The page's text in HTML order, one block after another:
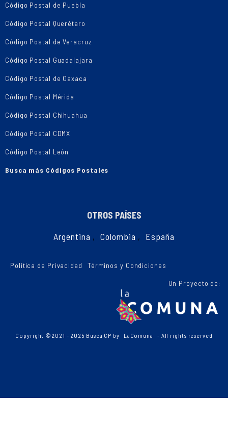
Código Postal de Puebla
Código Postal Querétaro
Código Postal de Veracruz
Código Postal Guadalajara
Código Postal de Oaxaca
Código Postal Mérida
Código Postal Chihuahua
Código Postal CDMX
Código Postal León
Busca más Códigos Postales
OTROS PAÍSES
Argentina , Colombia , España
Política de Privacidad Términos y Condiciones
Un Proyecto de:
Copyright ©2021 - 2025 Busca CP by LaComuna - All rights reserved